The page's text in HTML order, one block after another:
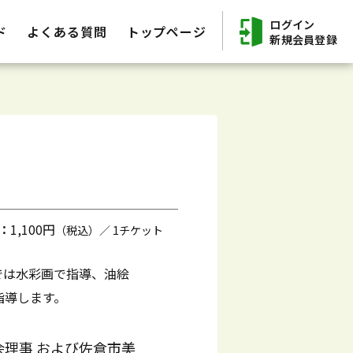
よくある質問 トップページ
ログイン
新規会員登録
1,100円 （税込）／ 1チケット
水彩画で指導、油絵
します。
事 および佐倉市美